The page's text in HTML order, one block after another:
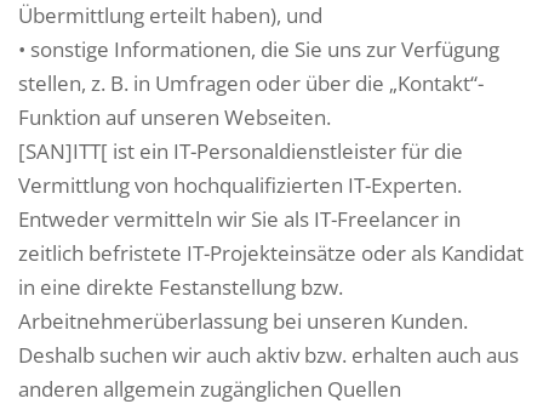
Übermittlung erteilt haben), und
• sonstige Informationen, die Sie uns zur Verfügung
stellen, z. B. in Umfragen oder über die „Kontakt“-
Funktion auf unseren Webseiten.
[SAN]ITT[ ist ein IT-Personaldienstleister für die
Vermittlung von hochqualifizierten IT-Experten.
Entweder vermitteln wir Sie als IT-Freelancer in
zeitlich befristete IT-Projekteinsätze oder als Kandidat
in eine direkte Festanstellung bzw.
Arbeitnehmerüberlassung bei unseren Kunden.
Deshalb suchen wir auch aktiv bzw. erhalten auch aus
anderen allgemein zugänglichen Quellen